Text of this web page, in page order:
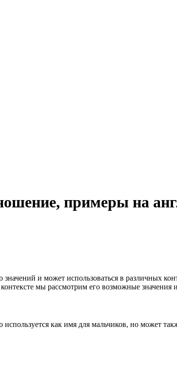
примеры на
и может использоваться в различных
мы рассмотрим его возможные значения
как имя для мальчиков, но может